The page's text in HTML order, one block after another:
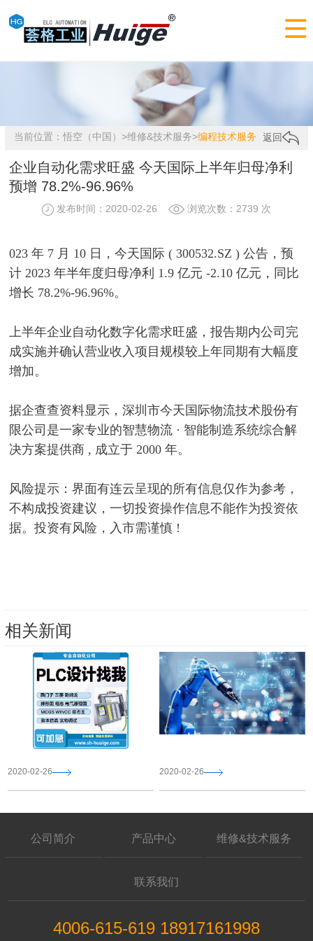

当前位置： 悟空（中国） >维修&技术服务>编程技术服务 返回
企业自动化需求旺盛 今天国际上半年归母净利
预增 78.2%-96.96%
发布时间：2020-02-26 浏览次数：2739 次
023 年 7 月 10 日，今天国际 ( 300532.SZ ) 公告，预
计 2023 年半年度归母净利 1.9 亿元 -2.10 亿元，同比
增长 78.2%-96.96%。
上半年企业自动化数字化需求旺盛，报告期内公司完
成实施并确认营业收入项目规模较上年同期有大幅度
增加。
据企查查资料显示，深圳市今天国际物流技术股份有
限公司是一家专业的智慧物流 · 智能制造系统综合解
决方案提供商 , 成立于 2000 年。
风险提示：界面有连云呈现的所有信息仅作为参考，
不构成投资建议，一切投资操作信息不能作为投资依
据。投资有风险，入市需谨慎 !
相关新闻
2020-02-26 2020-02-26
公司简介 产品中心 维修&技术服务
联系我们
4006-615-619 18917161998